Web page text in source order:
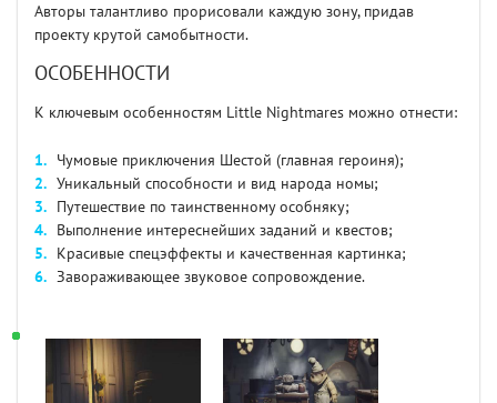
Авторы талантливо прорисовали каждую зону, придав
проекту крутой самобытности.
ОСОБЕННОСТИ
К ключевым особенностям Little Nightmares можно отнести:
Чумовые приключения Шестой (главная героиня);
Уникальный способности и вид народа номы;
Путешествие по таинственному особняку;
Выполнение интереснейших заданий и квестов;
Красивые спецэффекты и качественная картинка;
Завораживающее звуковое сопровождение.